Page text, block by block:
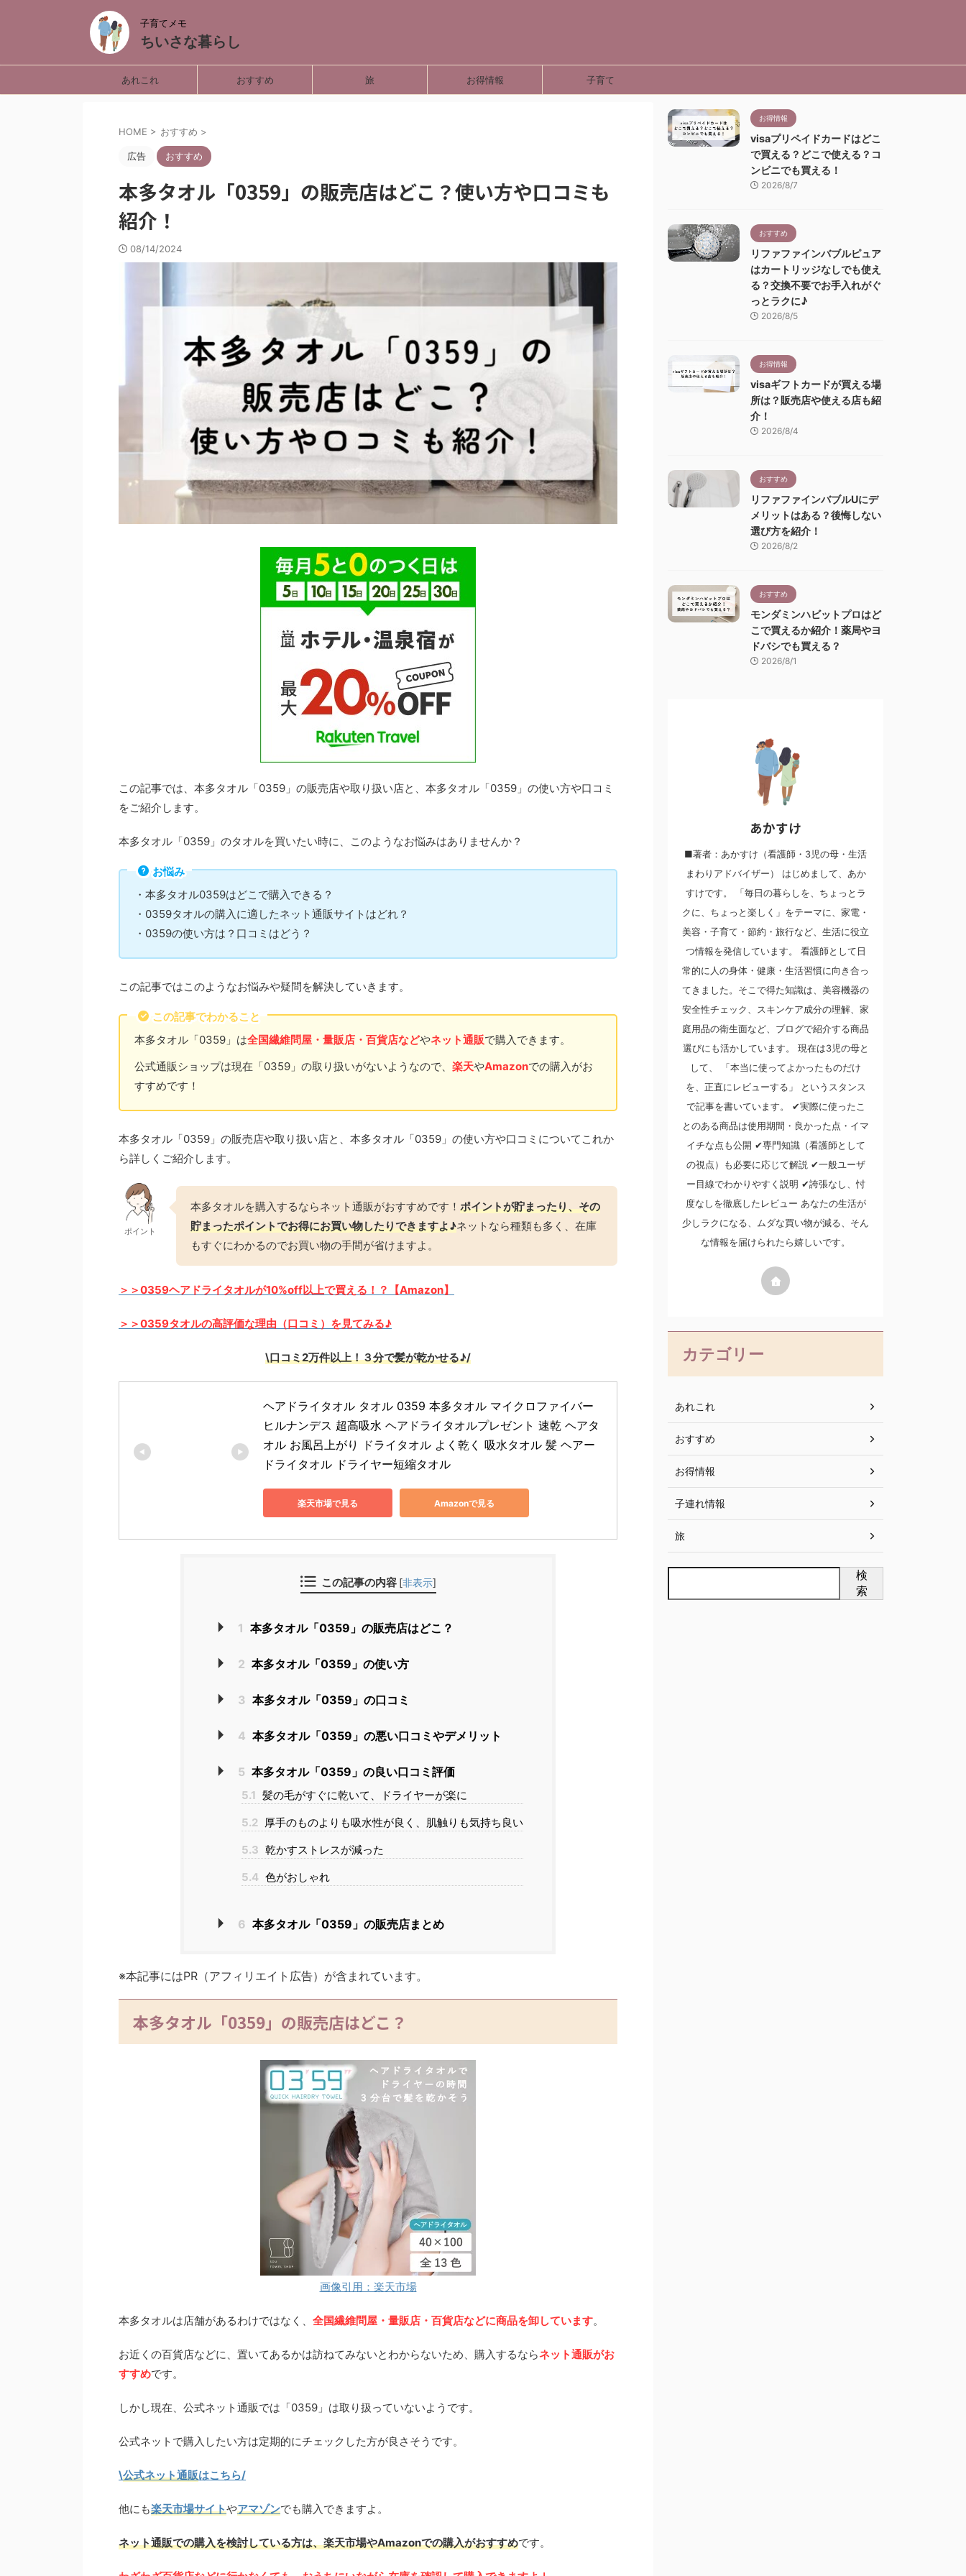
子育てメモ
ちいさな暮らし
あれこれ おすすめ 旅 お得情報 子育て
HOME > おすすめ >
広告 おすすめ
本多タオル「0359」の販売店はどこ？使い方や口コミも
紹介！
08/14/2024
この記事では、本多タオル「0359」の販売店や取り扱い店と、本多タオル「0359」の使い方や口コミ
をご紹介します。
本多タオル「0359」のタオルを買いたい時に、このようなお悩みはありませんか？
お悩み
・本多タオル0359はどこで購入できる？
・0359タオルの購入に適したネット通販サイトはどれ？
・0359の使い方は？口コミはどう？
この記事ではこのようなお悩みや疑問を解決していきます。
この記事でわかること
本多タオル「0359」は全国繊維問屋・量販店・百貨店などやネット通販で購入できます。
公式通販ショップは現在「0359」の取り扱いがないようなので、 楽天やAmazonでの購入がお
すすめです！
本多タオル「0359」の販売店や取り扱い店と、本多タオル「0359」の使い方や口コミについてこれか
ら詳しくご紹介します。
ポイント
本多タオルを購入するならネット通販がおすすめです！ ポイントが貯まったり、その
貯まったポイントでお得にお買い物したりできますよ♪ネットなら種類も多く、在庫
もすぐにわかるのでお買い物の手間が省けますよ。
＞＞0359ヘアドライタオルが10%off以上で買える！？【Amazon】
＞＞0359タオルの高評価な理由（口コミ）を見てみる♪
\口コミ2万件以上！３分で髪が乾かせる♪/
ヘアドライタオル タオル 0359 本多タオル マイクロファイバー
ヒルナンデス 超高吸水 ヘアドライタオルプレゼント 速乾 ヘアタ
オル お風呂上がり ドライタオル よく乾く 吸水タオル 髪 ヘアー
ドライタオル ドライヤー短縮タオル
楽天市場で見る Amazonで見る
この記事の内容 [非表示]
1 本多タオル「0359」の販売店はどこ？
2 本多タオル「0359」の使い方
3 本多タオル「0359」の口コミ
4 本多タオル「0359」の悪い口コミやデメリット
5 本多タオル「0359」の良い口コミ評価
5.1 髪の毛がすぐに乾いて、ドライヤーが楽に
5.2 厚手のものよりも吸水性が良く、肌触りも気持ち良い
5.3 乾かすストレスが減った
5.4 色がおしゃれ
6 本多タオル「0359」の販売店まとめ
※本記事にはPR（アフィリエイト広告）が含まれています。
本多タオル「0359」の販売店はどこ？
画像引用：楽天市場
本多タオルは店舗があるわけではなく、 全国繊維問屋・量販店・百貨店などに商品を卸しています。
お近くの百貨店などに、置いてあるかは訪ねてみないとわからないため、購入するならネット通販がお
すすめです。
しかし現在、公式ネット通販では「0359」は取り扱っていないようです。
公式ネットで購入したい方は定期的にチェックした方が良さそうです。
\公式ネット通販はこちら/
他にも楽天市場サイトやアマゾンでも購入できますよ。
ネット通販での購入を検討している方は、楽天市場やAmazonでの購入がおすすめです。
お得情報
visaプリペイドカードはどこ
で買える？どこで使える？コ
ンビニでも買える！
2026/8/7
おすすめ
リファファインバブルピュア
はカートリッジなしでも使え
る？交換不要でお手入れがぐ
っとラクに♪
2026/8/5
お得情報
visaギフトカードが買える場
所は？販売店や使える店も紹
介！
2026/8/4
おすすめ
リファファインバブルUにデ
メリットはある？後悔しない
選び方を紹介！
2026/8/2
おすすめ
モンダミンハビットプロはど
こで買えるか紹介！薬局やヨ
ドバシでも買える？
2026/8/1
あかすけ
■著者：あかすけ（看護師・3児の母・生活
まわりアドバイザー） はじめまして、あか
すけです。 「毎日の暮らしを、ちょっとラ
クに、ちょっと楽しく」をテーマに、家電・
美容・子育て・節約・旅行など、生活に役立
つ情報を発信しています。 看護師として日
常的に人の身体・健康・生活習慣に向き合っ
てきました。そこで得た知識は、美容機器の
安全性チェック、スキンケア成分の理解、家
庭用品の衛生面など、ブログで紹介する商品
選びにも活かしています。 現在は3児の母と
して、 「本当に使ってよかったものだけ
を、正直にレビューする」 というスタンス
で記事を書いています。 ✔実際に使ったこ
とのある商品は使用期間・良かった点・イマ
イチな点も公開 ✔専門知識（看護師として
の視点）も必要に応じて解説 ✔一般ユーザ
ー目線でわかりやすく説明 ✔誇張なし、忖
度なしを徹底したレビュー あなたの生活が
少しラクになる、ムダな買い物が減る、そん
な情報を届けられたら嬉しいです。
カテゴリー
あれこれ
おすすめ
お得情報
子連れ情報
旅
検
索